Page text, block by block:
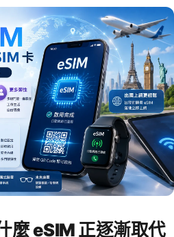
麼 eSIM 正逐漸取代